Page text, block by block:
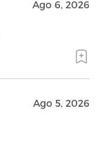
Ago 6, 2026
Ago 5, 2026